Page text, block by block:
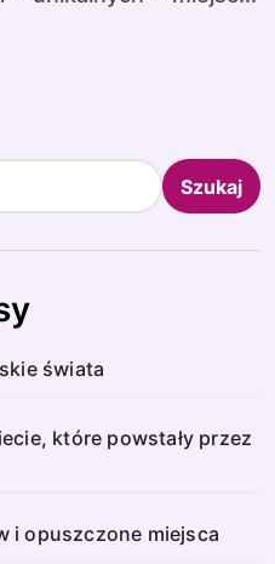
Szukaj
świata
które powstały przez
i opuszczone miejsca